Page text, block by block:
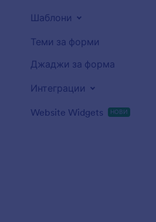
Шаблони
Теми за форми
Джаджи за форма
Интеграции
Website Widgets НОВИ